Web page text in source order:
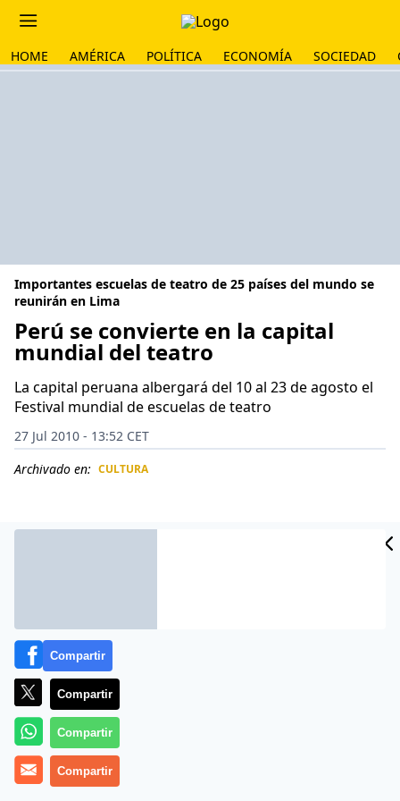
HOME AMÉRICA POLÍTICA ECONOMÍA SOCIEDAD
Importantes escuelas de teatro de 25 países del mundo se
reunirán en Lima
Perú se convierte en la capital
mundial del teatro
La capital peruana albergará del 10 al 23 de agosto el
Festival mundial de escuelas de teatro
27 Jul 2010 - 13:52 CET
Archivado en: CULTURA
Importantes escuelas de teatro de 25 países del
mundo se reunirán en Lima para para participar en el
Compartir
Compartir
Compartir
Compartir